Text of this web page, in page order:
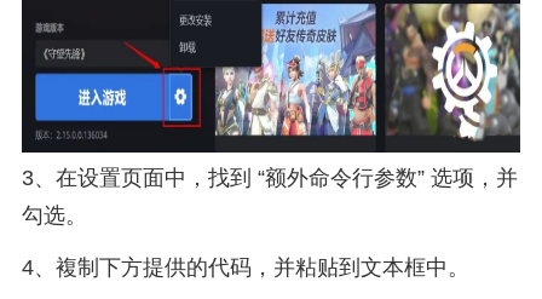
3、在设置页面中，找到 “额外命令行参数” 选项，并
勾选。
4、複制下方提供的代码，并粘贴到文本框中。